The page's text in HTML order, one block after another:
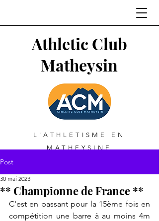
Athletic Club
Matheysin
L'ATHLETISME EN
MATHEYSINE
Post
** Championne de France **
30 mai 2023
C'est en passant pour la 15ème fois en
compétition une barre à au moins 4m